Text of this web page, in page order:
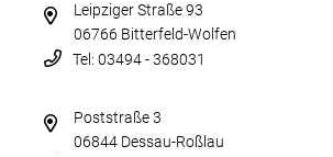
Leipziger Straße 93
06766 Bitterfeld-Wolfen
Tel: 03494 - 368031
Poststraße 3
06844 Dessau-Roßlau